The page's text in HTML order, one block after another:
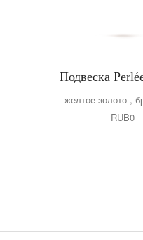
Подвеска
желтое золото ,
RUB0